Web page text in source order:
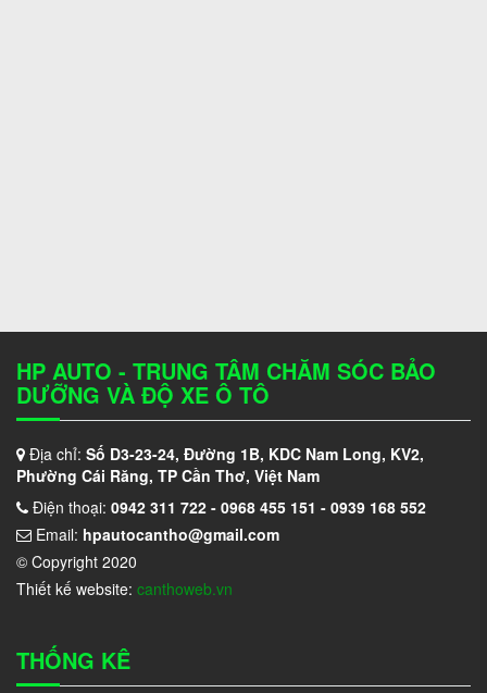
HP AUTO - TRUNG TÂM CHĂM SÓC BẢO
DƯỠNG VÀ ĐỘ XE Ô TÔ
Địa chỉ: Số D3-23-24, Đường 1B, KDC Nam Long, KV2,
Phường Cái Răng, TP Cần Thơ, Việt Nam
Điện thoại: 0942 311 722 - 0968 455 151 - 0939 168 552
Email: hpautocantho@gmail.com
© Copyright 2020
Thiết kế website: canthoweb.vn
THỐNG KÊ